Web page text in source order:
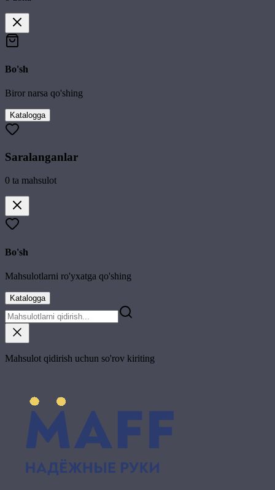
Bo'sh
Biror narsa qo'shing
Katalogga
Saralanganlar
0 ta mahsulot
Bo'sh
Mahsulotlarni ro'yxatga qo'shing
Katalogga
Mahsulot qidirish uchun so'rov kiriting